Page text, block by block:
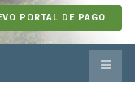
PORTAL DE PAGO